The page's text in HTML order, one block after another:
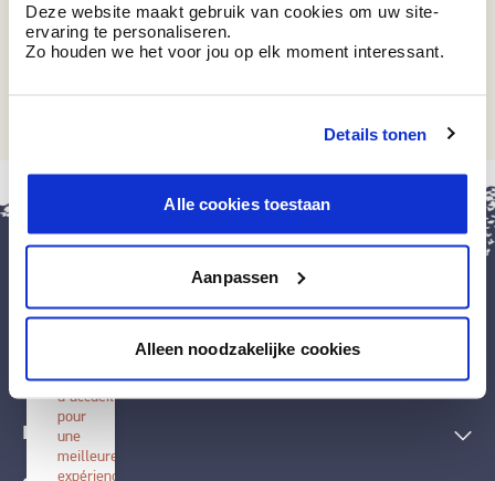
Deze website maakt gebruik van cookies om uw site-
ervaring te personaliseren.
Zo houden we het voor jou op elk moment interessant.
Details tonen
Alle cookies toestaan
Aanpassen
Alleen noodzakelijke cookies
Techniques décoratives
Inspiration
BOSS
application
écran
d'accueil
pour
une
meilleure
expérience.
fermer